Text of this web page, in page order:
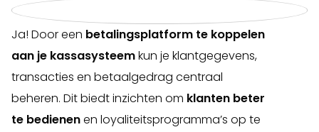
Ja! Door een betalingsplatform te koppelen
aan je kassasysteemkun je klantgegevens,
transacties en betaalgedrag centraal
beheren. Dit biedt inzichten om klanten beter
te bedienenen loyaliteitsprogramma’s op te